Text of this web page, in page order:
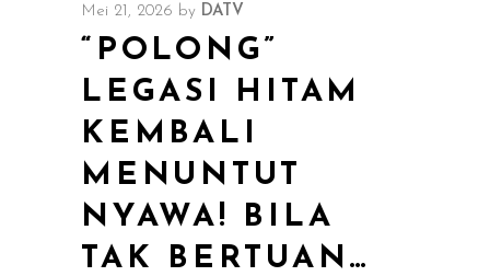
Mei 21, 2026 by DATV
“POLONG”
LEGASI HITAM
KEMBALI
MENUNTUT
NYAWA! BILA
TAK BERTUAN…